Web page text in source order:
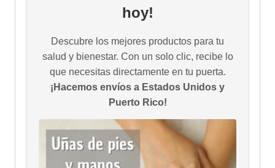
hoy!
Descubre los mejores productos para tu
salud y bienestar. Con un solo clic, recibe lo
que necesitas directamente en tu puerta.
¡Hacemos envíos a Estados Unidos y
Puerto Rico!